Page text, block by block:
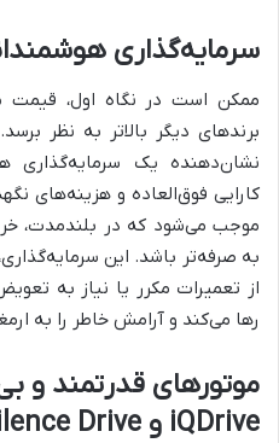
سرمایه‌گذاری
ممکن است در نگاه اول،
برندهای دیگر بالاتر به نظر
نشان‌دهنده یک سرمایه‌گذاری
کارایی فوق‌العاده و هزینه‌های
موجب می‌شود که در بلندمدت،
به صرفه‌تر باشد. این
از تعمیرات مکرر یا نیاز به
رها می‌کند و آرامش خاطر را به
iQDrive و EcoSilence Drive)